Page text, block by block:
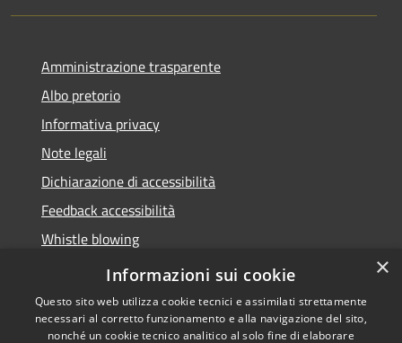
Amministrazione trasparente
Albo pretorio
Informativa privacy
Note legali
Dichiarazione di accessibilità
Feedback accessibilità
Whistle blowing
Titolare potere sostitutivo
×
Informazioni sui cookie
Questo sito web utilizza cookie tecnici e assimilati strettamente
necessari al corretto funzionamento e alla navigazione del sito,
nonché un cookie tecnico analitico al solo fine di elaborare